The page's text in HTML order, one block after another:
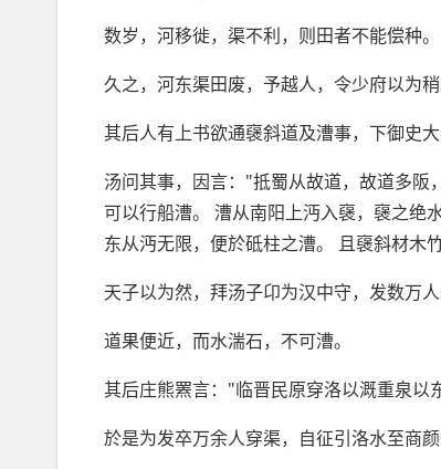
数岁，河移徙，渠不利，则田者不能偿种。
久之，河东渠田废，予越人，令少府以为稍
其后人有上书欲通襃斜道及漕事，下御史大
汤问其事，因言："抵蜀从故道，故道多阪
可以行船漕。 漕从南阳上沔入襃，襃之绝
东从沔无限，便於砥柱之漕。 且襃斜材木
天子以为然，拜汤子卬为汉中守，发数万人
道果便近，而水湍石，不可漕。
其后庄熊罴言："临晋民原穿洛以溉重泉
於是为发卒万余人穿渠，自征引洛水至商颜